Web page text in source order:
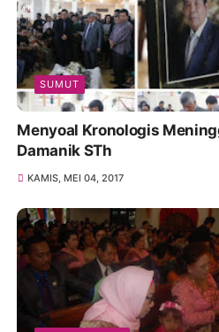
SUMUT
Menyoal Kronologis
Damanik STh
KAMIS, MEI 04, 2017